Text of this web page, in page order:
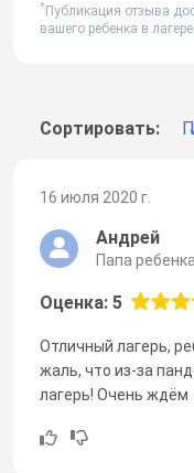
Сортировать:
16 июля 2020 г.
Андрей
Папа
Оценка: 5
Отличный лагерь,
жаль, что из-за
лагерь! Очень ждём
* Публикация отзыва
вашего ребенка в лагере.